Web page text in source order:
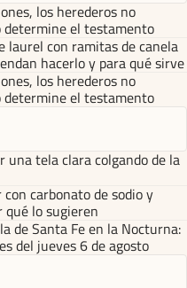
los herederos no
determine el testamento
laurel con ramitas de canela
hacerlo y para qué sirve
los herederos no
determine el testamento
una tela clara colgando de la
carbonato de sodio y
qué lo sugieren
de Santa Fe en la Nocturna:
del jueves 6 de agosto